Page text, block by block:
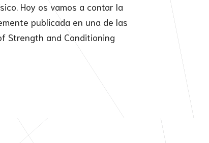
Hoy os vamos a contar la
publicada en una de las
Strength and Conditioning